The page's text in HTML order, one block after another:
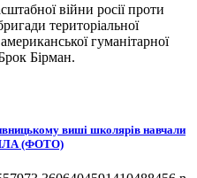
війни росії проти
територіальної
гуманітарної
Бірман.
виші школярів навчали
(ФОТО)